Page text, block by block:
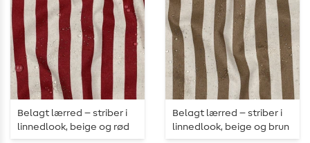
Belagt lærred – striber i
linnedlook, beige og rød
Belagt lærred – striber i
linnedlook, beige og brun